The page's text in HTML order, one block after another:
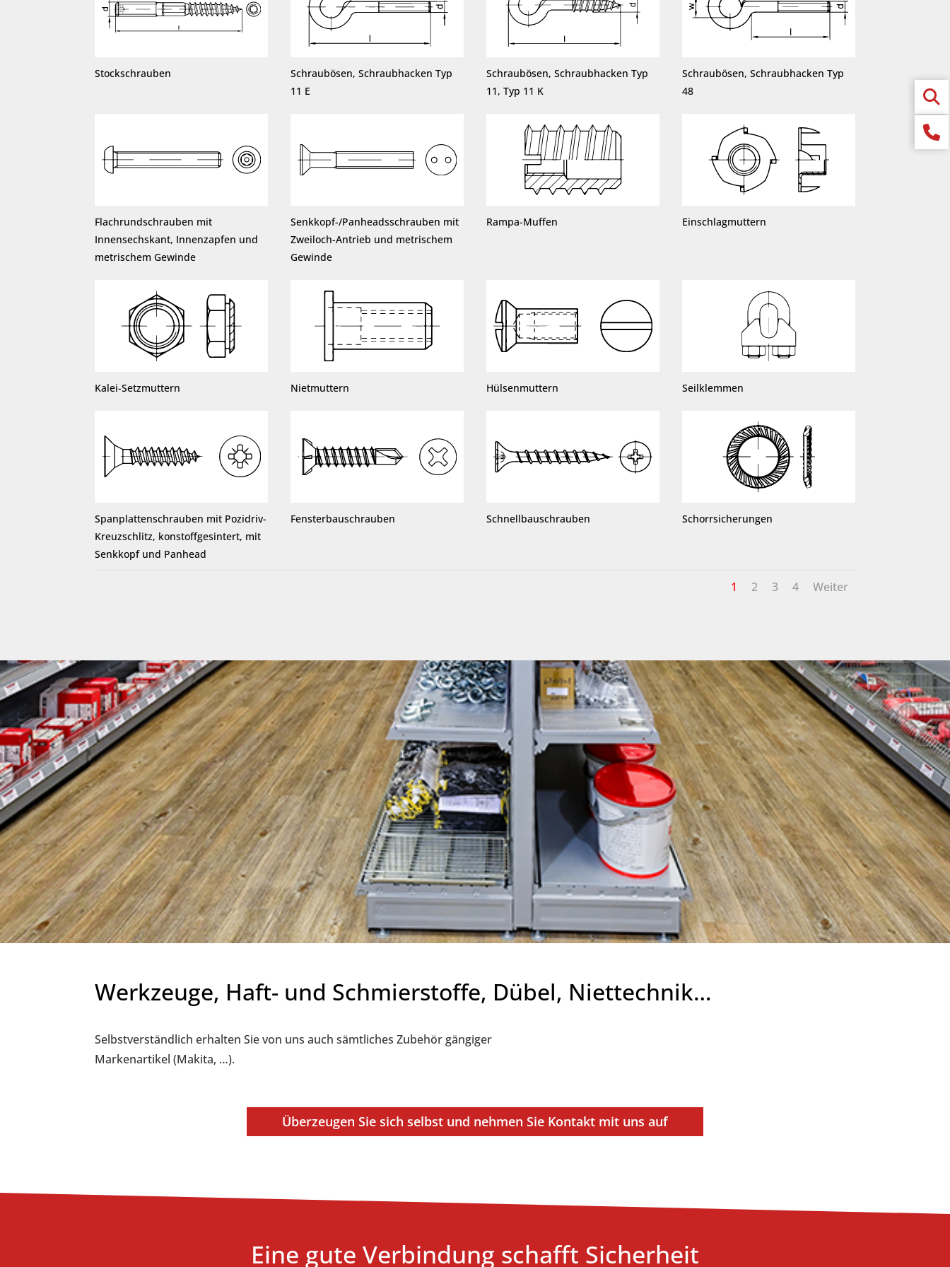
Stockschrauben
Schraubösen, Schraubhacken Typ
11 E
Schraubösen, Schraubhacken Typ
11, Typ 11 K
Schraubösen, Schraubhacken Typ
48
Flachrundschrauben mit
Innensechskant, Innenzapfen und
metrischem Gewinde
Senkkopf-/Panheadsschrauben mit
Zweiloch-Antrieb und metrischem
Gewinde
Rampa-Muffen Einschlagmuttern
Kalei-Setzmuttern Nietmuttern Hülsenmuttern Seilklemmen
Spanplattenschrauben mit Pozidriv-
Kreuzschlitz, konstoffgesintert, mit
Senkkopf und Panhead
Fensterbauschrauben Schnellbauschrauben Schorrsicherungen
1 2 3 4 Weiter
Werkzeuge, Haft- und Schmierstoffe, Dübel, Niettechnik…
Selbstverständlich erhalten Sie von uns auch sämtliches Zubehör gängiger
Markenartikel (Makita, …).
Überzeugen Sie sich selbst und nehmen Sie Kontakt mit uns auf
Eine gute Verbindung schafft Sicherheit